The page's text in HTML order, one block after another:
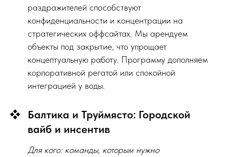
раздражителей способствуют
конфиденциальности и концентрации на
стратегических оффсайтах. Мы арендуем
объекты под закрытие, что упрощает
концептуальную работу. Программу дополняем
корпоративной регатой или спокойной
интеграцией у воды.
Балтика и Труймясто: Городской
вайб и инсентив
Для кого: команды, которым нужно